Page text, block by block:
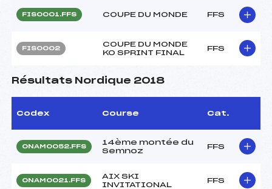
FIS0001.FFS COUPE DU MONDE FFS
FIS0002
COUPE DU MONDE
KO SPRINT FINAL
FFS
Résultats Nordique 2018
Codex Course Cat.
ONAM0052.FFS
14ème montée du
Semnoz
FFS
ONAM0021.FFS
AIX SKI
INVITATIONAL
FFS